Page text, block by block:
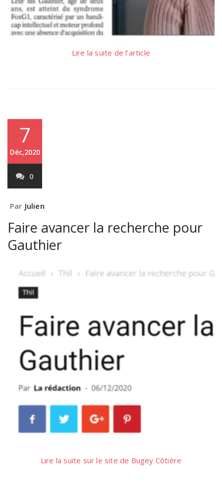
Lire la suite de l’article
7
Déc,2020
0
Par Julien
Faire avancer la recherche pour
Gauthier
Lire la suite sur le site de Bugey Côtière